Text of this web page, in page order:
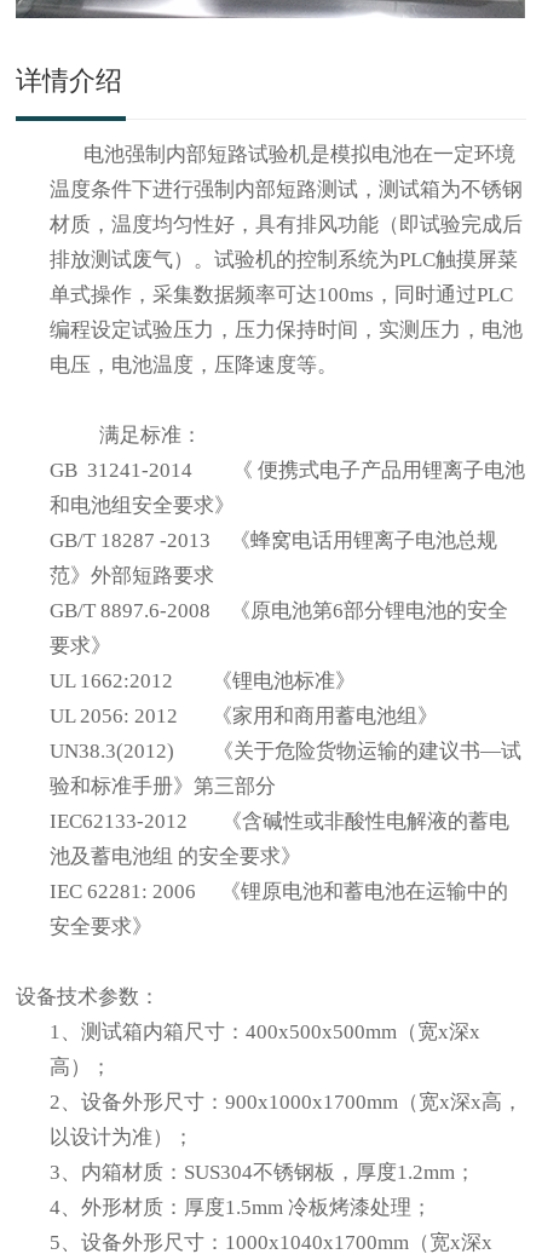
详情介绍
电池强制内部短路试验机是模拟电池在一定环境
温度条件下进行强制内部短路测试，测试箱为不锈钢
材质，温度均匀性好，具有排风功能（即试验完成后
排放测试废气）。试验机的控制系统为PLC触摸屏菜
单式操作，采集数据频率可达100ms，同时通过PLC
编程设定试验压力，压力保持时间，实测压力，电池
电压，电池温度，压降速度等。
满足标准：
GB 31241-2014
《 便携式电子产品用锂离子电池
和电池组安全要求》
GB/T 18287 -2013
《蜂窝电话用锂离子电池总规
范》外部短路要求
GB/T 8897.6-2008
《原电池第6部分锂电池的安全
要求》
UL 1662:2012
《锂电池标准》
UL 2056: 2012
《家用和商用蓄电池组》
UN38.3(2012)
《关于危险货物运输的建议书—试
验和标准手册》第三部分
IEC62133-2012
《含碱性或非酸性电解液的蓄电
池及蓄电池组 的安全要求》
IEC 62281: 2006
《锂原电池和蓄电池在运输中的
安全要求》
设备技术参数：
1、测试箱内箱尺寸：400x500x500mm （宽x深x
高）
；
2、设备外形尺寸：900x1000x1700mm（宽x深x高，
以设计为准）；
3、内箱材质：SUS304不锈钢板，厚度1.2mm；
4、外形材质： 厚度1.5mm 冷板烤漆处理；
5、设备外形尺寸：1000x1040x1700mm（宽x深x